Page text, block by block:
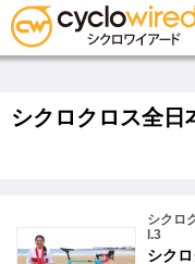
メ
イ
テ
ン
シクロクロス全日
シクロ
l.3
シク